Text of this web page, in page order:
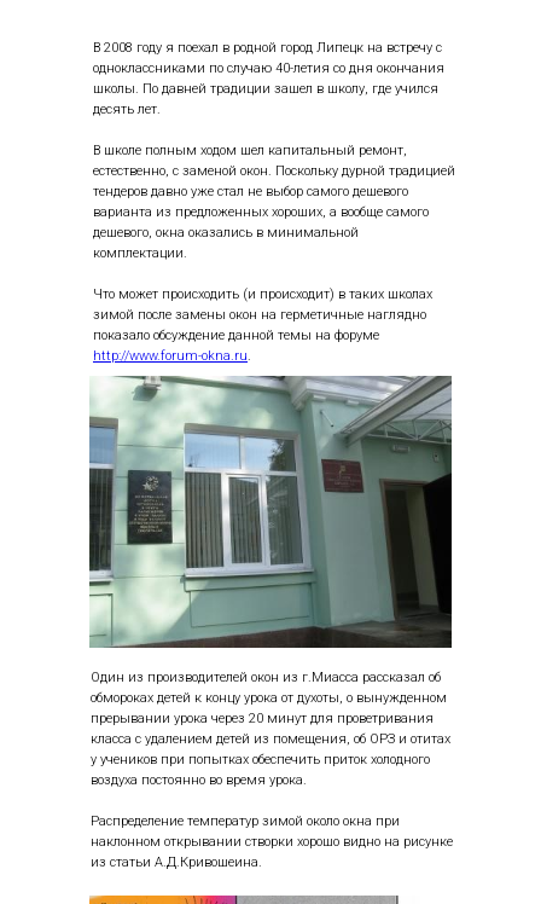
В 2008 году я поехал в родной город Липецк на встречу с
одноклассниками по случаю 40-летия со дня окончания
школы. По давней традиции зашел в школу, где учился
десять лет.
В школе полным ходом шел капитальный ремонт,
естественно, с заменой окон. Поскольку дурной традицией
тендеров давно уже стал не выбор самого дешевого
варианта из предложенных хороших, а вообще самого
дешевого, окна оказались в минимальной
комплектации.
Что может происходить (и происходит) в таких школах
зимой после замены окон на герметичные наглядно
показало обсуждение данной темы на форуме
http://www.forum-okna.ru.
Один из производителей окон из г.Миасса рассказал об
обмороках детей к концу урока от духоты, о вынужденном
прерывании урока через 20 минут для проветривания
класса с удалением детей из помещения, об ОРЗ и отитах
у учеников при попытках обеспечить приток холодного
воздуха постоянно во время урока.
Распределение температур зимой около окна при
наклонном открывании створки хорошо видно на рисунке
из статьи А.Д.Кривошеина.